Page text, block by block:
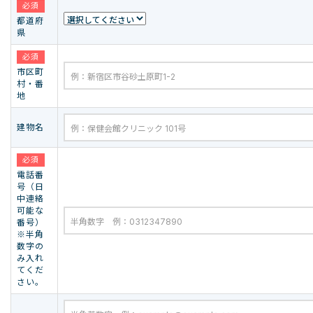
必須
都道府
県
必須
市区町
村・番
地
建物名
必須
電話番
号（日
中連絡
可能な
番号）
※半角
数字の
み入れ
てくだ
さい。